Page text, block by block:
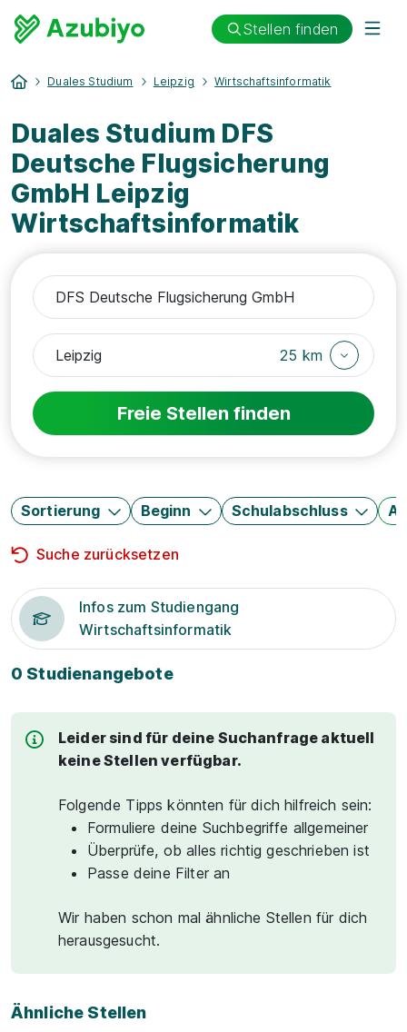
Stellen finden
Duales Studium Leipzig Wirtschaftsinformatik
Duales Studium DFS
Deutsche Flugsicherung
GmbH Leipzig
Wirtschaftsinformatik
25 km
Freie Stellen finden
Sortierung Beginn Schulabschluss
Suche zurücksetzen
Infos zum Studiengang
Wirtschaftsinformatik
0 Studienangebote
Leider sind für deine Suchanfrage aktuell
keine Stellen verfügbar.
Folgende Tipps könnten für dich hilfreich sein:
Formuliere deine Suchbegriffe allgemeiner
Überprüfe, ob alles richtig geschrieben ist
Passe deine Filter an
Wir haben schon mal ähnliche Stellen für dich
herausgesucht.
Ähnliche Stellen